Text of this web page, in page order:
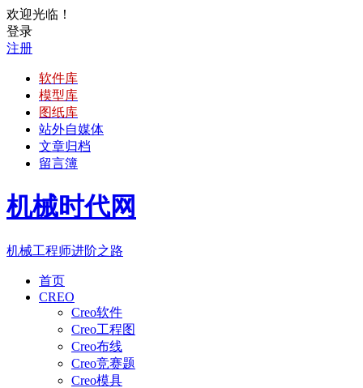
欢迎光临！
登录
注册
软件库
模型库
图纸库
站外自媒体
文章归档
留言簿
机械时代网
机械工程师进阶之路
首页
CREO
Creo软件
Creo工程图
Creo布线
Creo竞赛题
Creo模具